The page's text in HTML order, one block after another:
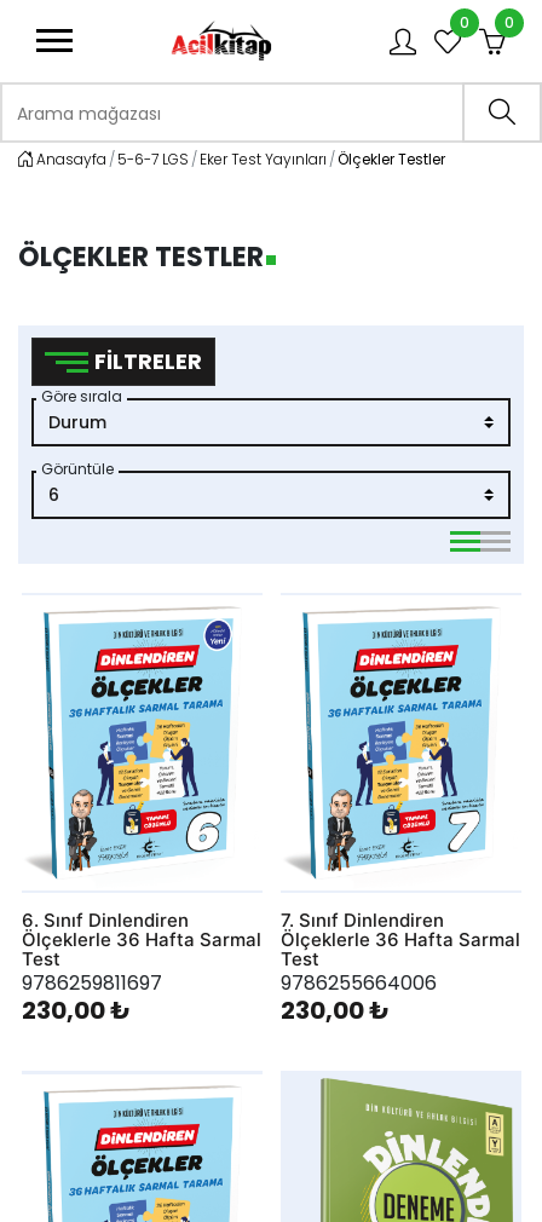
0 0
Anasayfa 5-6-7 LGS Eker Test Yayınları Ölçekler Testler
ÖLÇEKLER TESTLER
FILTRELER
Göre sırala
Görüntüle
6. Sınıf Dinlendiren
Ölçeklerle 36 Hafta Sarmal
Test
9786259811697
230,00 ₺
7. Sınıf Dinlendiren
Ölçeklerle 36 Hafta Sarmal
Test
9786255664006
230,00 ₺